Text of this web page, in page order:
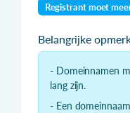
Registrant moet
Belangrijke
- Domeinnamen
lang zijn.
- Een